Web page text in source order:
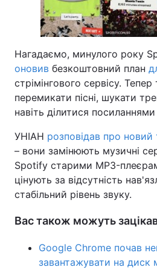
Нагадаємо, минулого року
оновив безкоштовний план
стрімінгового сервісу.
перемикати пісні, шукати
навіть ділитися
УНІАН розповідав про новий
– вони замінюють музичні
Spotify старими MP3-
цінують за відсутність
стабільний рівень звуку.
Вас також можуть
Google Chrome почав
завантажувати на диск